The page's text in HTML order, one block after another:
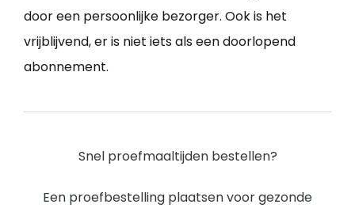
door een persoonlijke bezorger. Ook is het
vrijblijvend, er is niet iets als een doorlopend
abonnement.
Snel proefmaaltijden bestellen?
Een proefbestelling plaatsen voor gezonde